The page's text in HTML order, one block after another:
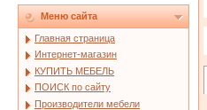
Меню сайта
Главная страница
Интернет-магазин
КУПИТЬ МЕБЕЛЬ
ПОИСК по сайту
Производители мебели